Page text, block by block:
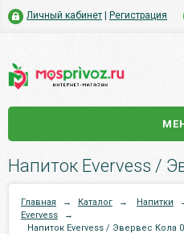
Личный кабинет Регистрация
Главная → Каталог → Напитки
Evervess
→
Напиток Evervess / Эвервес Кола